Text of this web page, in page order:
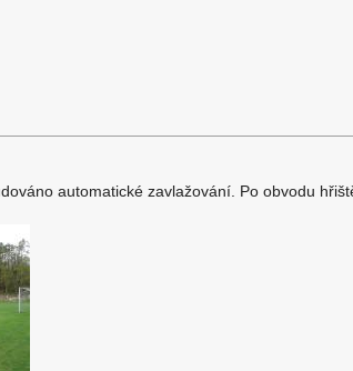
automatické zavlažování. Po obvodu